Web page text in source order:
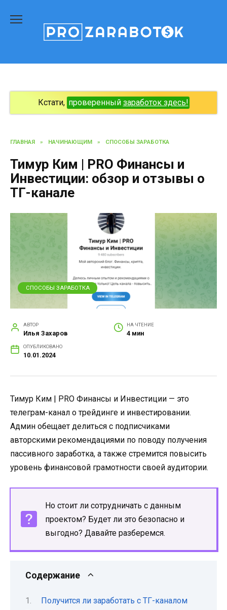
содержанию
Кстати, проверенный заработок здесь!
ГЛАВНАЯ » НАЧИНАЮЩИМ » СПОСОБЫ ЗАРАБОТКА
Тимур Ким | PRO Финансы и
Инвестиции: обзор и отзывы о
ТГ-канале
СПОСОБЫ ЗАРАБОТКА
АВТОР
Илья Захаров
НА ЧТЕНИЕ
4 мин
ОПУБЛИКОВАНО
10.01.2024
Тимур Ким | PRO Финансы и Инвестиции — это
телеграм-канал о трейдинге и инвестировании.
Админ обещает делиться с подписчиками
авторскими рекомендациями по поводу получения
пассивного заработка, а также стремится повысить
уровень финансовой грамотности своей аудитории.
Но стоит ли сотрудничать с данным
проектом? Будет ли это безопасно и
выгодно? Давайте разберемся.
Содержание
Получится ли заработать с ТГ-каналом